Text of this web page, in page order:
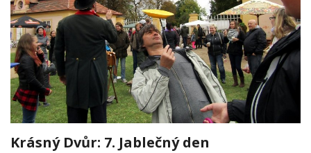
Krásný Dvůr: 7. Jablečný den